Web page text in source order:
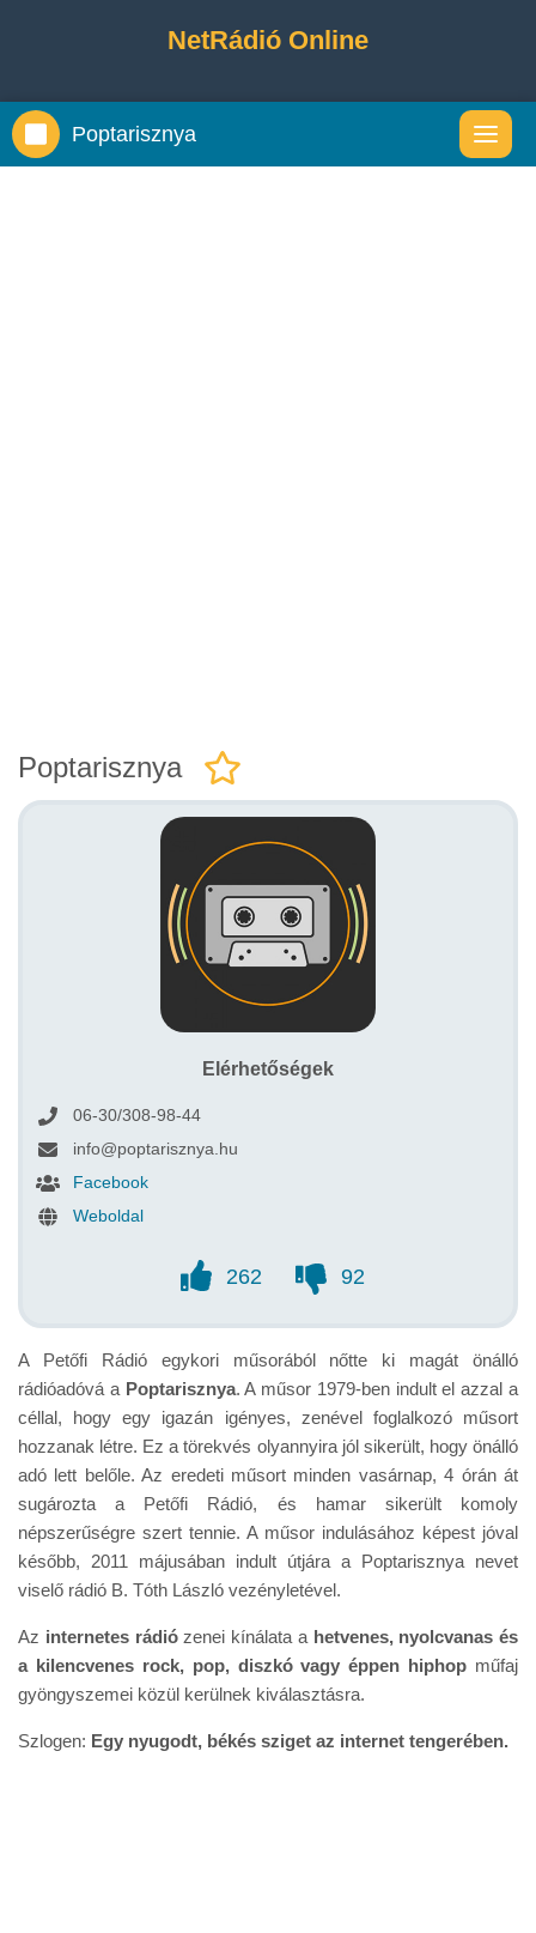
NetRádió Online
Poptarisznya
Poptarisznya
Elérhetőségek
06-30/308-98-44
info@poptarisznya.hu
Facebook
Weboldal
262 92
A Petőfi Rádió egykori műsorából nőtte ki magát önálló
rádióadóvá a Poptarisznya. A műsor 1979-ben indult el azzal a
céllal, hogy egy igazán igényes, zenével foglalkozó műsort
hozzanak létre. Ez a törekvés olyannyira jól sikerült, hogy önálló
adó lett belőle. Az eredeti műsort minden vasárnap, 4 órán át
sugározta a Petőfi Rádió, és hamar sikerült komoly
népszerűségre szert tennie. A műsor indulásához képest jóval
később, 2011 májusában indult útjára a Poptarisznya nevet
viselő rádió B. Tóth László vezényletével.
Az internetes rádiózenei kínálata a hetvenes, nyolcvanas és
a kilencvenes rock, pop, diszkó vagy éppen hiphop műfaj
gyöngyszemei közül kerülnek kiválasztásra.
Szlogen: Egy nyugodt, békés sziget az internet tengerében.